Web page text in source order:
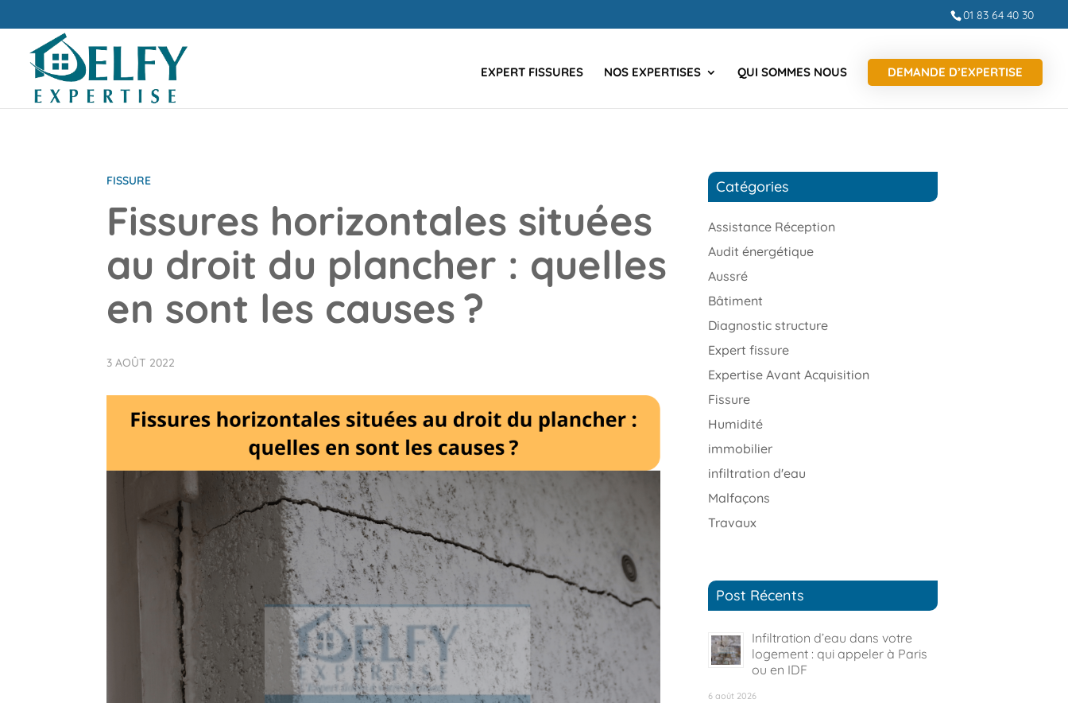
01 83 64 40 30
EXPERT FISSURES NOS EXPERTISES QUI SOMMES NOUS DEMANDE D’EXPERTISE
FISSURE
Fissures horizontales situées
au droit du plancher : quelles
en sont les causes ?
3 AOÛT 2022
Catégories
Assistance Réception
Audit énergétique
Aussré
Bâtiment
Diagnostic structure
Expert fissure
Expertise Avant Acquisition
Fissure
Humidité
immobilier
infiltration d'eau
Malfaçons
Travaux
Post Récents
Infiltration d’eau dans votre
logement : qui appeler à Paris
ou en IDF
6 août 2026